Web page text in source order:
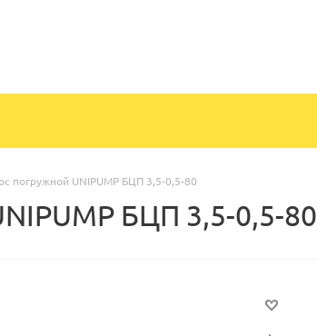
погружной UNIPUMP БЦП 3,5-0,5-80
БЦП 3,5-0,5-80